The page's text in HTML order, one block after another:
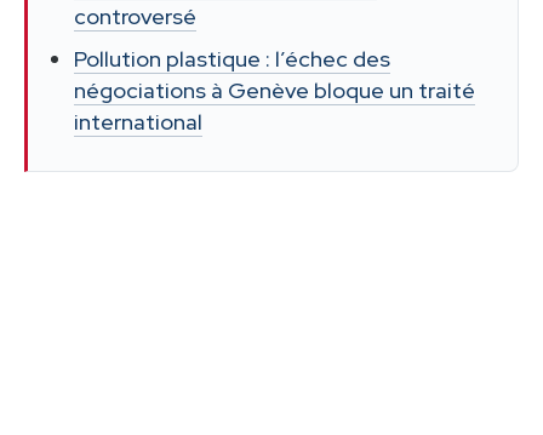
controversé
Pollution plastique : l’échec des
négociations à Genève bloque un traité
international